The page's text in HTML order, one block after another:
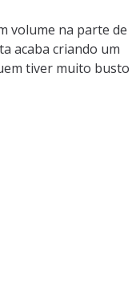
volume na parte de
acaba criando um
tiver muito busto